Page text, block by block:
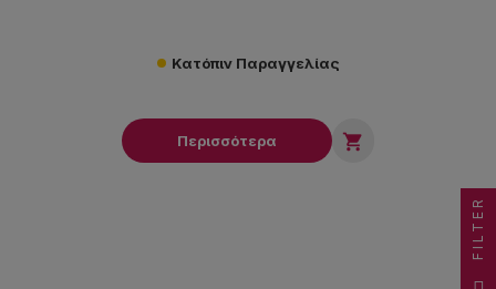
Κατόπιν Παραγγελίας
Περισσότερα 
FILTER